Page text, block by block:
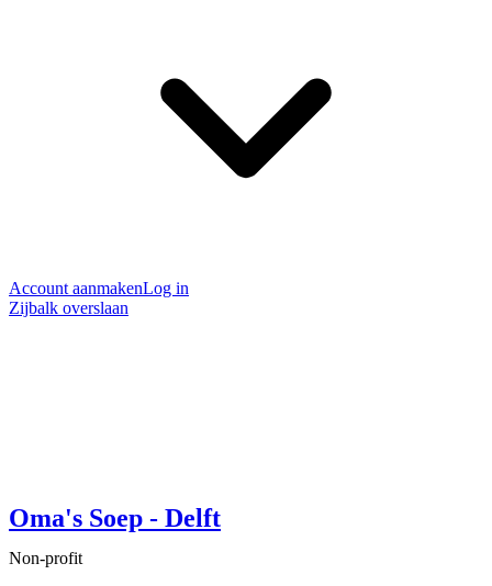
Account aanmakenLog in
Zijbalk overslaan
Oma's Soep - Delft
Non-profit